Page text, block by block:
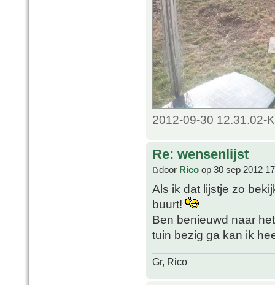
2012-09-30 12.31.02-
Re: wensenlijst
door Rico op 30 sep 2012
Als ik dat lijstje zo
buurt!
Ben benieuwd naar
tuin bezig ga kan ik
Gr, Rico